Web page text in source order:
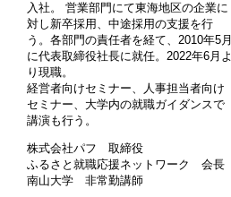
入社。 営業部門にて東海地区の企業に
対し新卒採用、中途採用の支援を行
う。各部門の責任者を経て、2010年5月
に代表取締役社長に就任。2022年6月よ
り現職。
経営者向けセミナー、人事担当者向け
セミナー、大学内の就職ガイダンスで
講演も行う。
株式会社パフ 取締役
ふるさと就職応援ネットワーク 会長
南山大学 非常勤講師